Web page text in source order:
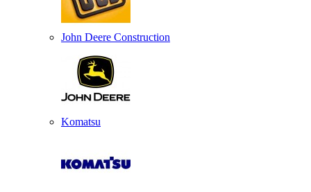
John Deere Construction
Komatsu